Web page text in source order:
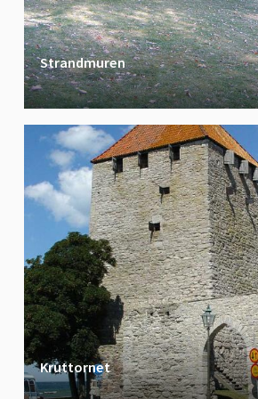
Strandmuren
Kruttornet